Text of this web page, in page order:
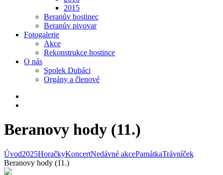
2015
Beranův hostinec
Beranův pivovar
Fotogalerie
Akce
Rekonstrukce hostince
O nás
Spolek Dubáci
Orgány a členové
Beranovy hody (11.)
Úvod2025HoračkyKoncertNedávné akcePamátkaTrávníček
Beranovy hody (11.)